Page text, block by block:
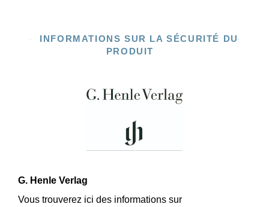
INFORMATIONS SUR LA SÉCURITÉ DU
PRODUIT
G. Henle Verlag
Vous trouverez ici des informations sur